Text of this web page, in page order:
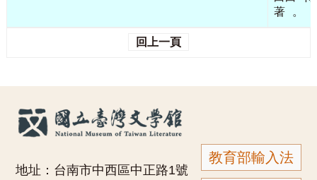
著
。
回上一頁
教育部輸入法
地址：台南市中西區中正路1號